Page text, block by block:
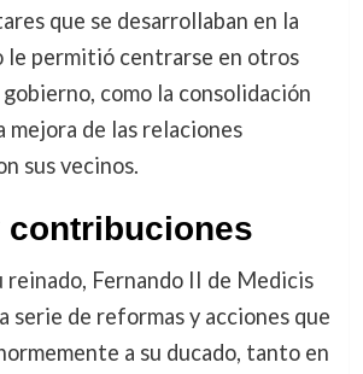
que se desarrollaban en la
le permitió centrarse en otros
como la consolidación
mejora de las relaciones
sus vecinos.
contribuciones
reinado, Fernando II de Medicis
serie de reformas y acciones que
a su ducado, tanto en